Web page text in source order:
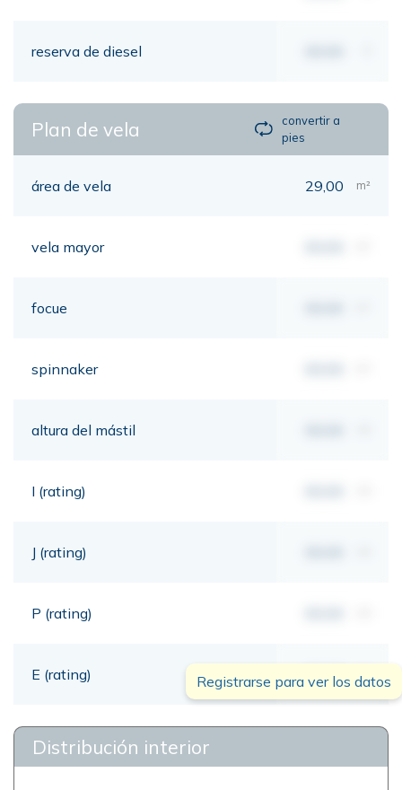
reserva de diesel
Plan de vela
convertir a
pies
área de vela 29,00 m²
vela mayor
focue
spinnaker
altura del mástil
I (rating)
J (rating)
P (rating)
E (rating) 00,00 mt
Registrarse para ver los datos
Distribución interior